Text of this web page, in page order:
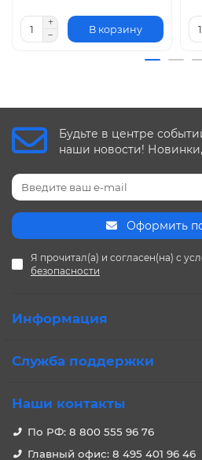
В корзину
Будьте в центре
наши новости!
Оформить
Я прочитал(а) и согласен(на) с
безопасности
Информация
Служба поддержки
Наши контакты
По РФ: 8 800 555 96 76
Главный офис: 8 495 401 96 46